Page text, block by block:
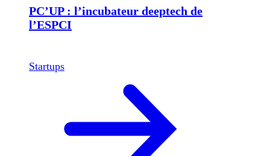
PC’UP : l’incubateur deeptech de
l’ESPCI
Startups